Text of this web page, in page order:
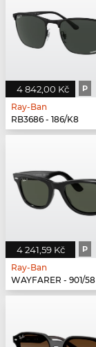
4 842,00 Kč P
Ray-Ban
RB3686 - 186/K8
4 241,59 Kč P
Ray-Ban
WAYFARER - 901/58